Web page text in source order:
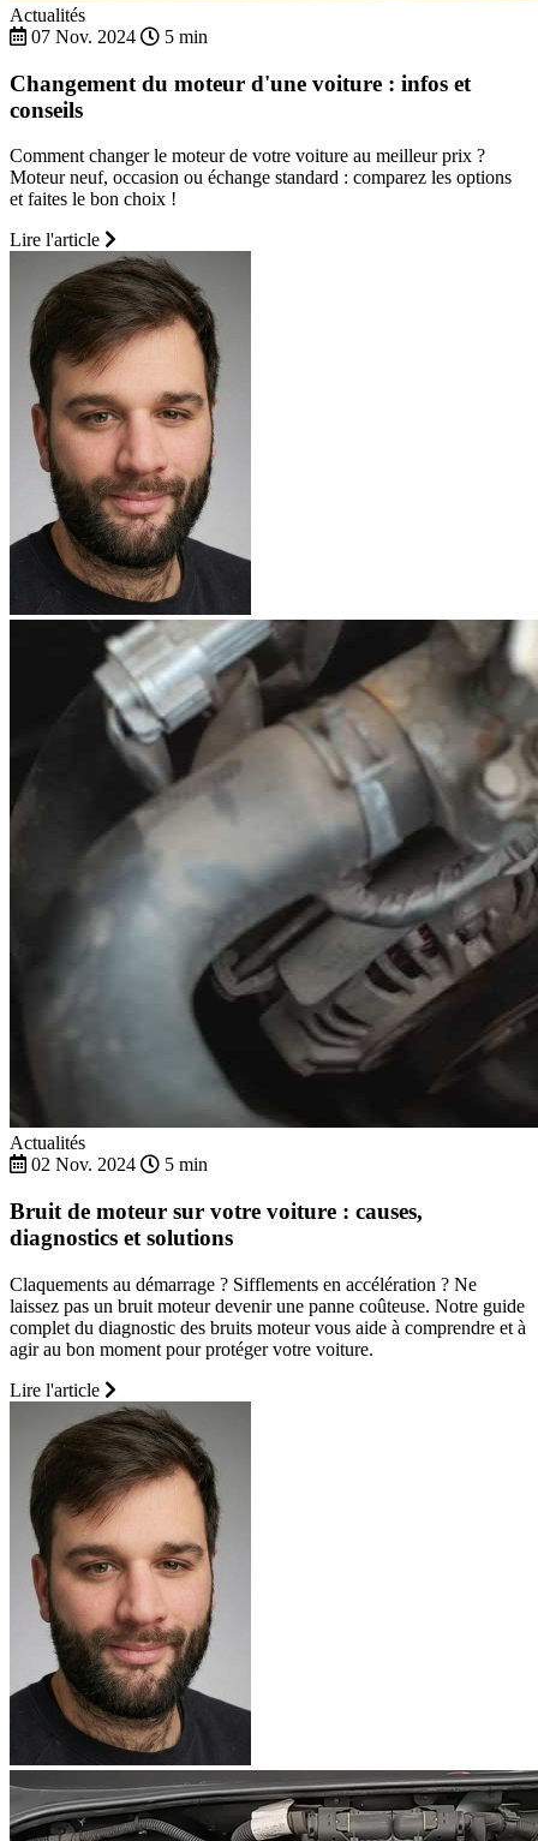
Actualités
07 Nov. 2024
5 min
Changement du moteur d'une voiture : infos et
conseils
Comment changer le moteur de votre voiture au meilleur prix ?
Moteur neuf, occasion ou échange standard : comparez les options
et faites le bon choix !
Lire l'article
Actualités
02 Nov. 2024
5 min
Bruit de moteur sur votre voiture : causes,
diagnostics et solutions
Claquements au démarrage ? Sifflements en accélération ? Ne
laissez pas un bruit moteur devenir une panne coûteuse. Notre guide
complet du diagnostic des bruits moteur vous aide à comprendre et à
agir au bon moment pour protéger votre voiture.
Lire l'article